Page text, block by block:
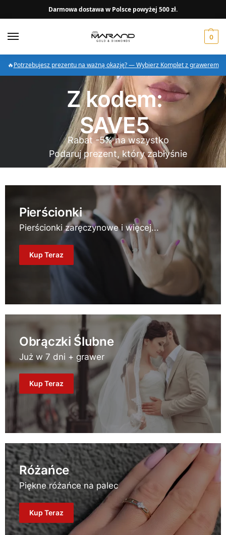
Darmowa dostawa w Polsce powyżej 500 zł.
0
🔥Potrzebujesz prezentu na ważną okazję? — Wybierz Komplet z grawerem
Z kodem:
SAVE5
Rabat -5% na wszystko
Podaruj prezent, który zabłyśnie
Pierścionki
Pierścionki zaręczynowe i więcej...
Kup Teraz
Obrączki Ślubne
Już w 7 dni + grawer
Kup Teraz
Różańce
Piękne różańce na palec
Kup Teraz